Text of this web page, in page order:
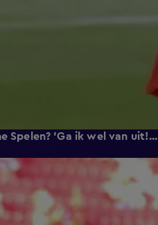
Spelen? 'Ga ik wel van uit!...